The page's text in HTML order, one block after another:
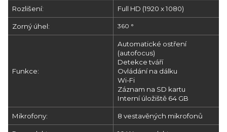
Rozlišení: Full HD (1920 x 1080)
Zorný úhel: 360 °
Funkce:
Automatické ostření
(autofocus)
Detekce tváří
Ovládání na dálku
Wi-Fi
Záznam na SD kartu
Interní úložiště 64 GB
Mikrofony: 8 vestavěných mikrofonů